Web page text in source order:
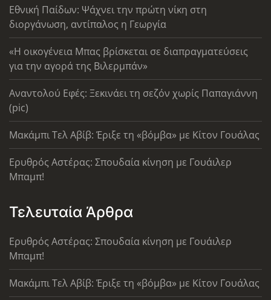
Εθνική Παίδων: Ψάχνει την πρώτη νίκη στη
διοργάνωση, αντίπαλος η Γεωργία
«Η οικογένεια Μπας βρίσκεται σε διαπραγματεύσεις
για την αγορά της Βιλερμπάν»
Αναντολού Εφές: Ξεκινάει τη σεζόν χωρίς Παπαγιάννη
(pic)
Μακάμπι Τελ Αβίβ: Έριξε τη «βόμβα» με Κίτον Γουάλας
Ερυθρός Αστέρας: Σπουδαία κίνηση με Γουάιλερ
Μπαμπ!
Τελευταία Άρθρα
Ερυθρός Αστέρας: Σπουδαία κίνηση με Γουάιλερ
Μπαμπ!
Μακάμπι Τελ Αβίβ: Έριξε τη «βόμβα» με Κίτον Γουάλας